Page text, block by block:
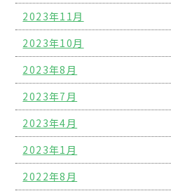
2023年11月
2023年10月
2023年8月
2023年7月
2023年4月
2023年1月
2022年8月